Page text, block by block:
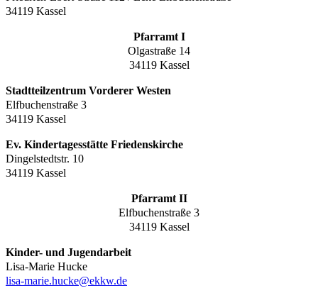
34119 Kassel
Pfarramt I
Olgastraße 14
34119 Kassel
Stadtteilzentrum Vorderer Westen
Elfbuchenstraße 3
34119 Kassel
Ev. Kindertagesstätte Friedenskirche
Dingelstedtstr. 10
34119 Kassel
Pfarramt II
Elfbuchenstraße 3
34119 Kassel
Kinder- und Jugendarbeit
Lisa-Marie Hucke
lisa-marie.hucke@ekkw.de